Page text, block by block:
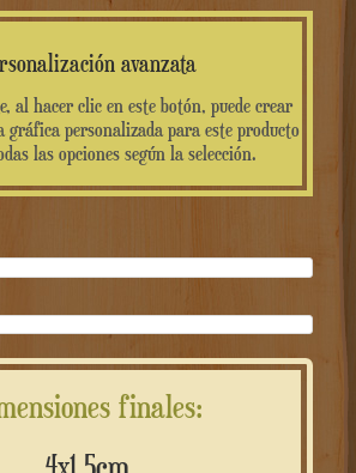
avanzata
al hacer clic en este botón, puede crear
gráfica personalizada para este producto
las opciones según la selección.
finales: